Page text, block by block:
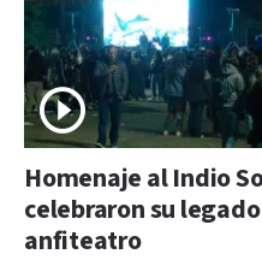
Homenaje al Indio
celebraron su
anfiteatro